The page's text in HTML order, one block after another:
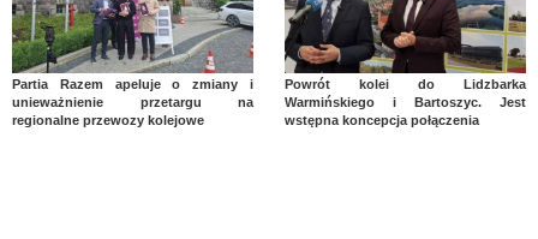
Partia Razem apeluje o zmiany i
unieważnienie przetargu na
regionalne przewozy kolejowe
Powrót kolei do Lidzbarka
Warmińskiego i Bartoszyc. Jest
wstępna koncepcja połączenia